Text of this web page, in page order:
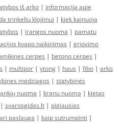
iš arko | informacija apie
trinkeliu klojimui | kiek kainuoja
| įrangos nuoma | pamatu
kvapo naikinimas | griovimo
cerpes | betono cerpes |
| multipor | ytong | haus | fibo | arko
medziagos | statybinės
nuoma | kranu nuoma | kietas
| svarosgidas.lt | pigiausias
paslauga | kaip sutrumpinti |